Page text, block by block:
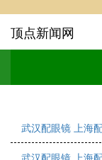
顶点新闻网
武汉配眼镜 上海
武汉配眼镜 上海